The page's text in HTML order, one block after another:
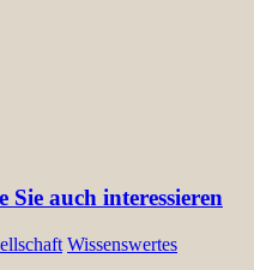
Sie auch interessieren
Wissenswertes